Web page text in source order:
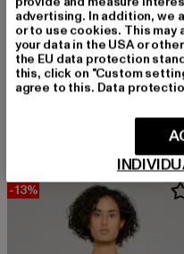
TRUE RELIGION
JOEY LR
Derzeitiger Preis: 116,99 EUR
-13%
advertising. In addition, we
or to use cookies. This
your data in the USA or
the EU data protection
this, click on "Custom
agree to this. Data